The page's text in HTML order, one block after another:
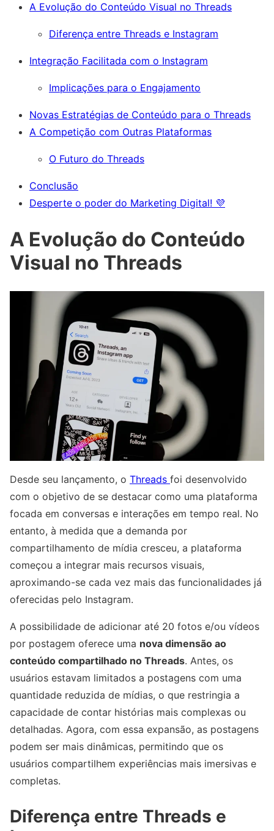
A Evolução do Conteúdo Visual no Threads
Diferença entre Threads e Instagram
Integração Facilitada com o Instagram
Implicações para o Engajamento
Novas Estratégias de Conteúdo para o Threads
A Competição com Outras Plataformas
O Futuro do Threads
Conclusão
Desperte o poder do Marketing Digital! 💜
A Evolução do Conteúdo
Visual no Threads
Desde seu lançamento, o Threads foi desenvolvido
com o objetivo de se destacar como uma plataforma
focada em conversas e interações em tempo real. No
entanto, à medida que a demanda por
compartilhamento de mídia cresceu, a plataforma
começou a integrar mais recursos visuais,
aproximando-se cada vez mais das funcionalidades já
oferecidas pelo Instagram.
A possibilidade de adicionar até 20 fotos e/ou vídeos
por postagem oferece uma nova dimensão ao
conteúdo compartilhado no Threads. Antes, os
usuários estavam limitados a postagens com uma
quantidade reduzida de mídias, o que restringia a
capacidade de contar histórias mais complexas ou
detalhadas. Agora, com essa expansão, as postagens
podem ser mais dinâmicas, permitindo que os
usuários compartilhem experiências mais imersivas e
completas.
Diferença entre Threads e